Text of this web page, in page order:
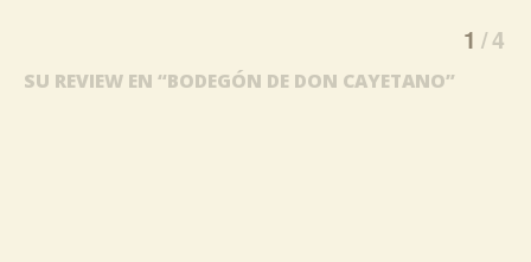
SU REVIEW EN “BODEGÓN DE DON CAYETANO”
1 4